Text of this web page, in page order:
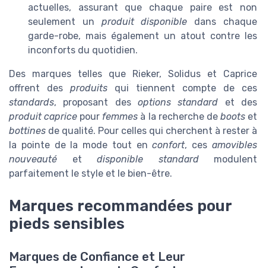
actuelles, assurant que chaque paire est non
seulement un produit disponible dans chaque
garde-robe, mais également un atout contre les
inconforts du quotidien.
Des marques telles que Rieker, Solidus et Caprice
offrent des produits qui tiennent compte de ces
standards, proposant des options standard et des
produit caprice pour femmes à la recherche de bootset
bottines de qualité. Pour celles qui cherchent à rester à
la pointe de la mode tout enconfort, cesamovibles
nouveauté et disponible standardmodulent
parfaitement le style et le bien-être.
Marques recommandées pour
pieds sensibles
Marques de Confiance et Leur